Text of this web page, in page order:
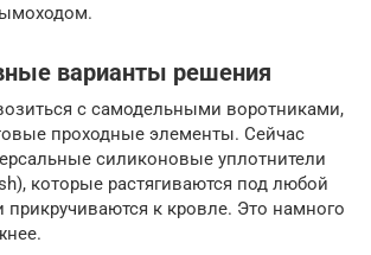
варианты решения
с самодельными воротниками,
проходные элементы. Сейчас
силиконовые уплотнители
которые растягиваются под любой
прикручиваются к кровле. Это намного